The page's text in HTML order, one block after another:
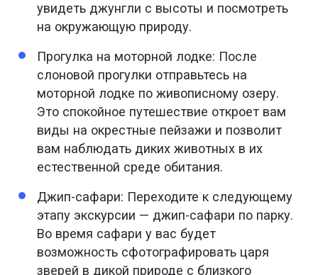
увидеть джунгли с высоты и посмотреть
на окружающую природу.
Прогулка на моторной лодке: После
слоновой прогулки отправьтесь на
моторной лодке по живописному озеру.
Это спокойное путешествие откроет вам
виды на окрестные пейзажи и позволит
вам наблюдать диких животных в их
естественной среде обитания.
Джип-сафари: Переходите к следующему
этапу экскурсии — джип-сафари по парку.
Во время сафари у вас будет
возможность сфотографировать царя
зверей в дикой природе с близкого